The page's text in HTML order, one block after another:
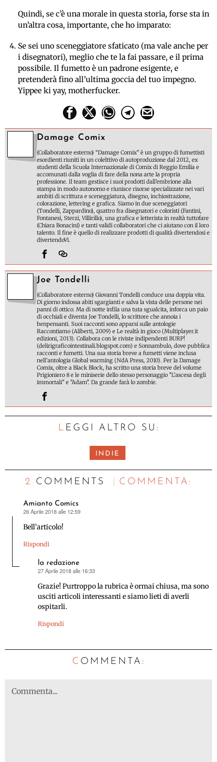
Quindi, se c’è una morale in questa storia, forse sta in
un’altra cosa, importante, che ho imparato:
Se sei uno sceneggiatore sfaticato (ma vale anche per
i disegnatori), meglio che te la fai passare, e il prima
possibile. Il fumetto è un padrone esigente, e
pretenderà fino all’ultima goccia del tuo impegno.
Yippee ki yay, motherfucker.
Damage Comix
(Collaboratore esterno) “Damage Comix” è un gruppo di fumettisti
esordienti riuniti in un colelttivo di autoproduzione dal 2012, ex
studenti della Scuola Internazionale di Comix di Reggio Emilia e
accomunati dalla voglia di fare della nona arte la propria
professione. Il team gestisce i suoi prodotti dall’embrione alla
stampa in modo autonomo e riunisce risorse specializzate nei vari
ambiti di scrittura e sceneggiatura, disegno, inchiostrazione,
colorazione, lettering e grafica. Siamo in due sceneggiatori
(Tondelli, Zappardino), quattro fra disegnatori e coloristi (Fantini,
Fontanesi, Sterzi, Villirillo), una grafica e letterista in realtà tuttofare
(Chiara Bonacini) e tanti validi collaboratori che ci aiutano con il loro
talento. Il fine è quello di realizzare prodotti di qualità divertendosi e
divertendoVi.
Joe Tondelli
(Collaboratore esterno) Giovanni Tondelli conduce una doppia vita.
Di giorno indossa abiti sgargianti e salva la vista delle persone nei
panni di ottico. Ma di notte infila una tuta sgualcita, inforca un paio
di occhiali e diventa Joe Tondelli, lo scrittore che annoia i
benpensanti. Suoi racconti sono apparsi sulle antologie
Raccontiamo (Aliberti, 2009) e Le realtà in gioco (Multiplayer.it
edizioni, 2013). Collabora con le riviste indipendenti BURP!
(delirigraficointestinali.blogspot.com) e Sonnambulo, dove pubblica
racconti e fumetti. Una sua storia breve a fumetti viene inclusa
nell’antologia Global warming (NdA Press, 2010). Per la Damage
Comix, oltre a Black Block, ha scritto una storia breve del volume
Prigioniero 8 e le miniserie dello stesso personaggio "L’ascesa degli
immortali" e "Adam". Da grande farà lo zombie.
LEGGI ALTRO SU:
INDIE
2 COMMENTS C OMMENTA:
Amianto Comics
ha
detto:
26 Aprile 2018 alle 12:59
Bell’articolo!
Rispondi
la redazione
ha
detto:
27 Aprile 2018 alle 16:33
Grazie! Purtroppo la rubrica è ormai chiusa, ma sono
usciti articoli interessanti e siamo lieti di averli
ospitarli.
Rispondi
C OMMENTA: